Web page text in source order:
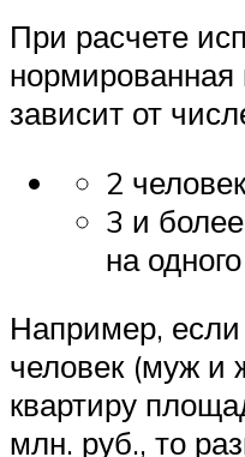
При расчете
нормированная
зависит от
2
3 и
на
Например,
человек (муж и
квартиру
млн. руб., то